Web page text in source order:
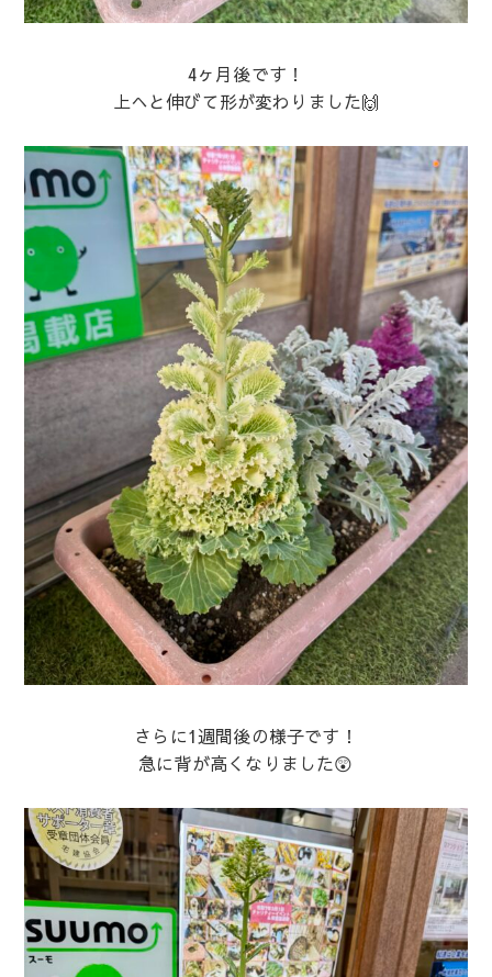
4ヶ月後です！
上へと伸びて形が変わりました🙌
さらに1週間後の様子です！
急に背が高くなりました😲